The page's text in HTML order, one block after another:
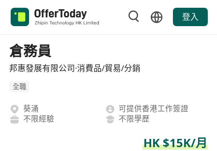
登入
倉務員
邦惠發展有限公司·消費品/貿易/分銷
全職
葵涌
可提供香港工作簽證
不限經驗
不限學歷
HK $15K/月